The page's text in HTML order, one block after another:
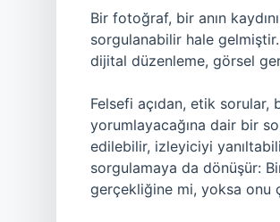
Bir fotoğraf, bir anın
sorgulanabilir hale
dijital düzenleme, görsel
Felsefi açıdan, etik sorular,
yorumlayacağına dair bir
edilebilir, izleyiciyi
sorgulamaya da dönüşür:
gerçekliğine mi, yoksa onu